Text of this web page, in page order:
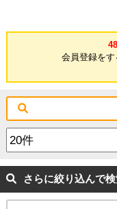
会員登録をす
さらに絞り込んで